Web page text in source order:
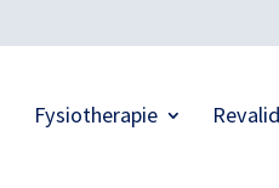
Fysiotherapie